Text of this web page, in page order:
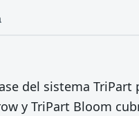
del sistema TriPart
y TriPart Bloom